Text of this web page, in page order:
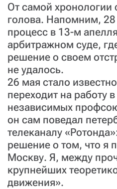
От самой хронологии
голова. Напомним,
процесс в 13-м
арбитражном суде,
решение о своем
не удалось.
26 мая стало
переходит на работу
независимых
он сам поведал
телеканалу
решение о том, что я
Москву. Я, между
крупнейших
движения».